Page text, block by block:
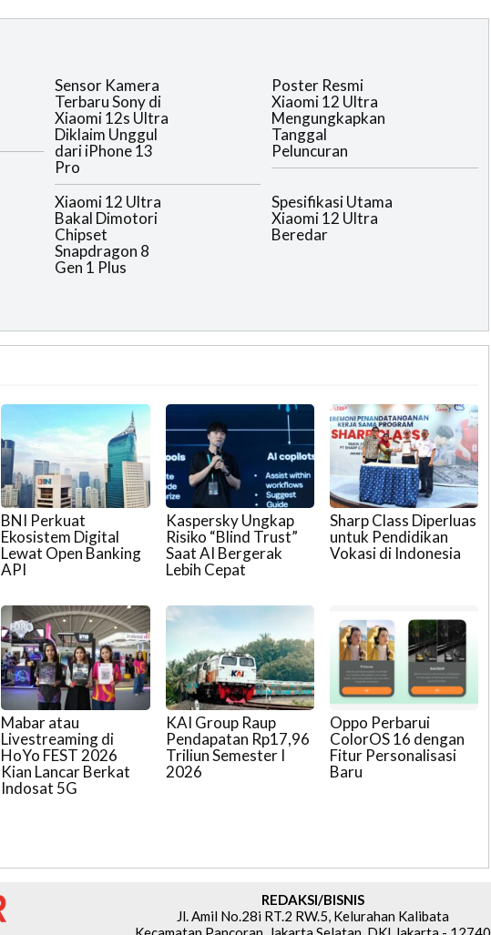
Sensor Kamera
Terbaru Sony di
Xiaomi 12s Ultra
Diklaim Unggul
dari iPhone 13
Pro
Poster Resmi
Xiaomi 12 Ultra
Mengungkapkan
Tanggal
Peluncuran
Xiaomi 12 Ultra
Bakal Dimotori
Chipset
Snapdragon 8
Gen 1 Plus
Spesifikasi Utama
Xiaomi 12 Ultra
Beredar
BNI Perkuat
Ekosistem Digital
Lewat Open Banking
API
Kaspersky Ungkap
Risiko “Blind Trust”
Saat AI Bergerak
Lebih Cepat
Sharp Class Diperluas
untuk Pendidikan
Vokasi di Indonesia
Mabar atau
Livestreaming di
HoYo FEST 2026
Kian Lancar Berkat
Indosat 5G
KAI Group Raup
Pendapatan Rp17,96
Triliun Semester I
2026
Oppo Perbarui
ColorOS 16 dengan
Fitur Personalisasi
Baru
REDAKSI/BISNIS
Jl. Amil No.28i RT.2 RW.5, Kelurahan Kalibata